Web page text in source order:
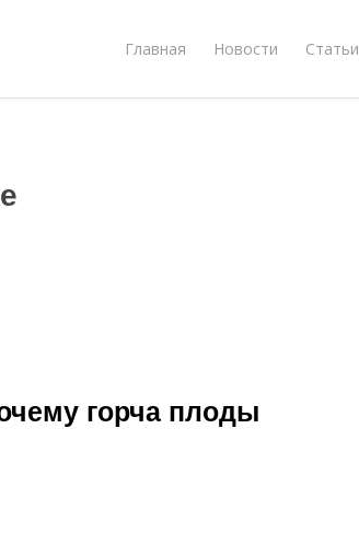
Главная Новости Статьи
горча плоды